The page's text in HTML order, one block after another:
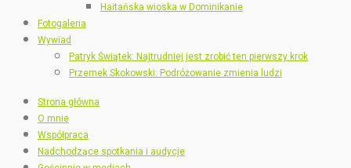
Haitańska wioska w Dominikanie
Fotogaleria
Wywiad
Patryk Świątek: Najtrudniej jest zrobić ten pierwszy krok
Przemek Skokowski: Podróżowanie zmienia ludzi
Strona główna
O mnie
Współpraca
Nadchodzące spotkania i audycje